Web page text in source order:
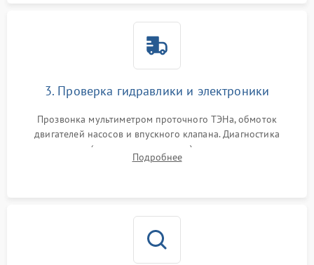
3. Проверка гидравлики и электроники
Прозвонка мультиметром проточного ТЭНа, обмоток
двигателей насосов и впускного клапана. Диагностика
прессостата (датчика уровня воды), датчика мутности,
концевика дверцы и электронного модуля управления.
Подробнее